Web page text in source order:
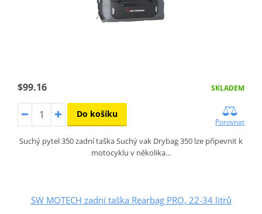
$99.16 SKLADEM
Do košíku
Porovnat
Suchý pytel 350 zadní taška Suchý vak Drybag 350 lze připevnit k
motocyklu v několika…
SW MOTECH zadní taška Rearbag PRO, 22-34 litrů